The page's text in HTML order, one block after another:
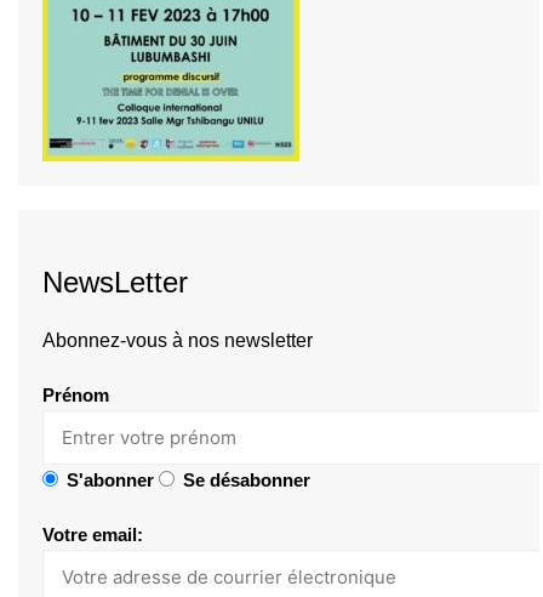
NewsLetter
Abonnez-vous à nos newsletter
Prénom
S'abonner Se désabonner
Votre email: